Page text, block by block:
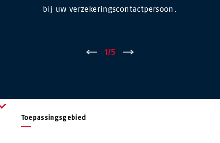
bij uw verzekeringscontactpersoon.
← 1/5
Toepassingsgebied